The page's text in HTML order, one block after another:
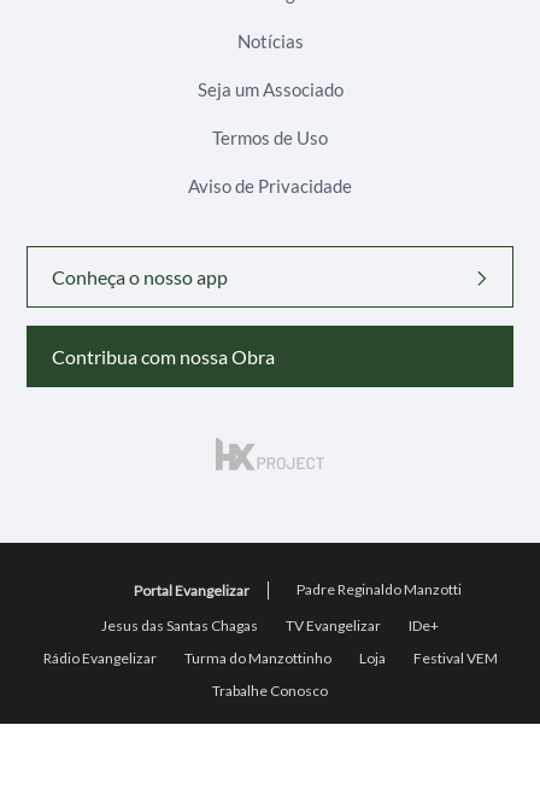
Notícias
Seja um Associado
Termos de Uso
Aviso de Privacidade
Conheça o nosso app
Contribua com nossa Obra